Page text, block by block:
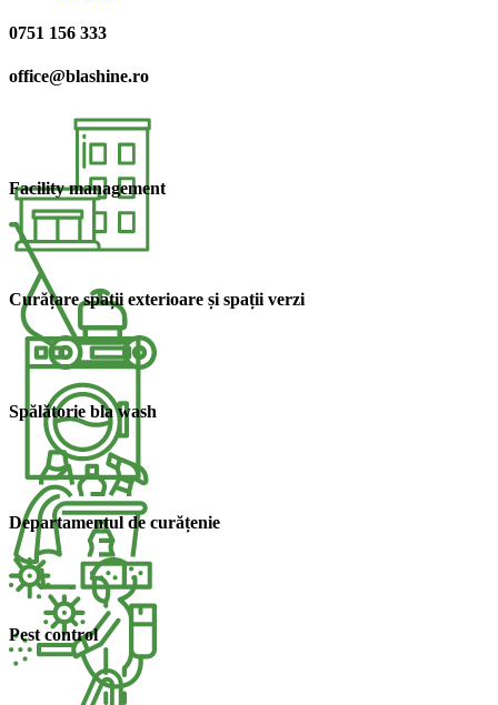
0751 156 333
office@blashine.ro
Facility management​
Curățare spații exterioare și spații verzi​
Spălătorie bla wash​
Departamentul de curățenie​
Pest control​